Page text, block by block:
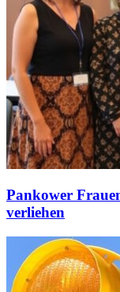
Pankower
verliehen